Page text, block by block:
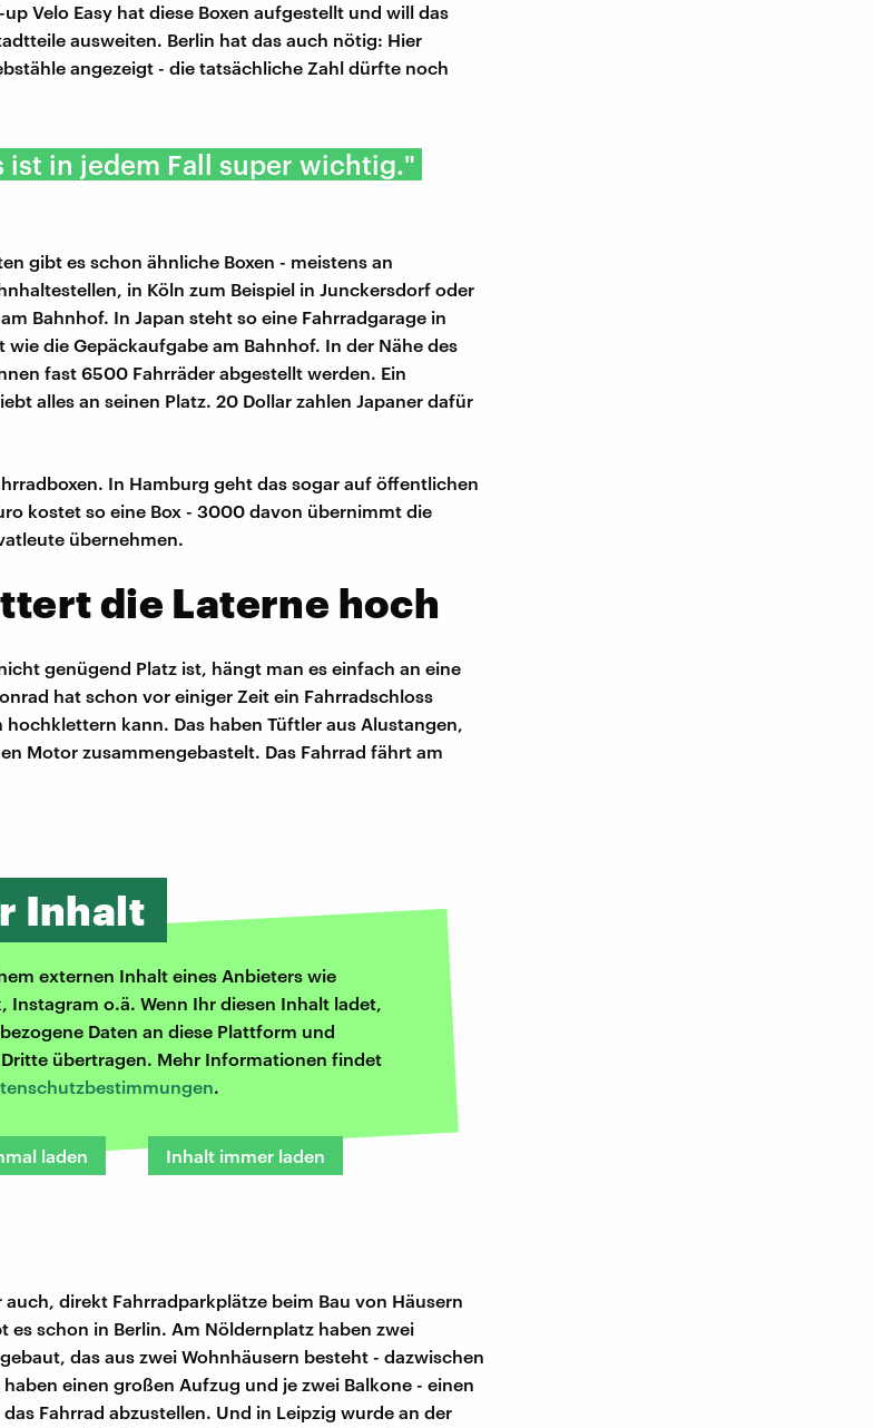
Velo Easy hat diese Boxen aufgestellt und will das
ausweiten. Berlin hat das auch nötig: Hier
angezeigt - die tatsächliche Zahl dürfte noch
ist in jedem Fall super wichtig."
gibt es schon ähnliche Boxen - meistens an
in Köln zum Beispiel in Junckersdorf oder
Bahnhof. In Japan steht so eine Fahrradgarage in
wie die Gepäckaufgabe am Bahnhof. In der Nähe des
fast 6500 Fahrräder abgestellt werden. Ein
alles an seinen Platz. 20 Dollar zahlen Japaner dafür
In Hamburg geht das sogar auf öffentlichen
kostet so eine Box - 3000 davon übernimmt die
übernehmen.
die Laterne hoch
genügend Platz ist, hängt man es einfach an eine
hat schon vor einiger Zeit ein Fahrradschloss
kann. Das haben Tüftler aus Alustangen,
Motor zusammengebastelt. Das Fahrrad fährt am
Inhalt
externen Inhalt eines Anbieters wie
Instagram o.ä. Wenn Ihr diesen Inhalt ladet,
Daten an diese Plattform und
übertragen. Mehr Informationen findet
.
laden Inhalt immer laden
auch, direkt Fahrradparkplätze beim Bau von Häusern
es schon in Berlin. Am Nöldernplatz haben zwei
das aus zwei Wohnhäusern besteht - dazwischen
einen großen Aufzug und je zwei Balkone - einen
Fahrrad abzustellen. Und in Leipzig wurde an der